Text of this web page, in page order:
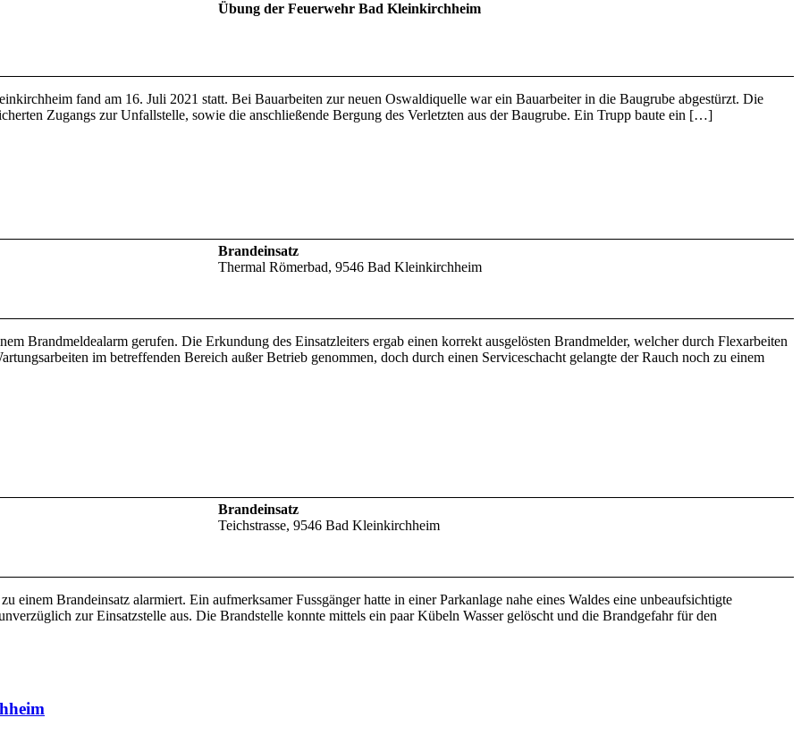
Übung der Feuerwehr Bad Kleinkirchheim
fand am 16. Juli 2021 statt. Bei Bauarbeiten zur neuen Oswaldiquelle war ein Bauarbeiter in die Baugrube abgestürzt. Die
Zugangs zur Unfallstelle, sowie die anschließende Bergung des Verletzten aus der Baugrube. Ein Trupp baute ein […]
Brandeinsatz
Thermal Römerbad, 9546 Bad Kleinkirchheim
Brandmeldealarm gerufen. Die Erkundung des Einsatzleiters ergab einen korrekt ausgelösten Brandmelder, welcher durch Flexarbeiten
im betreffenden Bereich außer Betrieb genommen, doch durch einen Serviceschacht gelangte der Rauch noch zu einem
Brandeinsatz
Teichstrasse, 9546 Bad Kleinkirchheim
Brandeinsatz alarmiert. Ein aufmerksamer Fussgänger hatte in einer Parkanlage nahe eines Waldes eine unbeaufsichtigte
zur Einsatzstelle aus. Die Brandstelle konnte mittels ein paar Kübeln Wasser gelöscht und die Brandgefahr für den